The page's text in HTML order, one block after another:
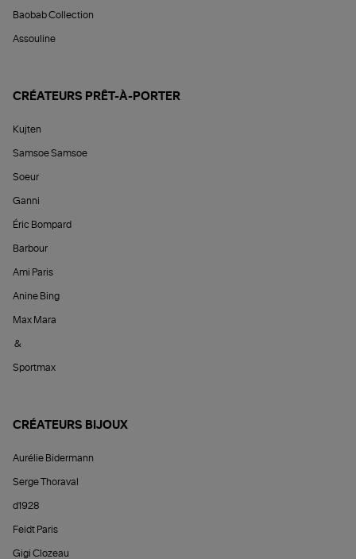
Baobab Collection
Assouline
CRÉATEURS PRÊT-À-PORTER
Kujten
Samsoe Samsoe
Soeur
Ganni
Éric Bompard
Barbour
Ami Paris
Anine Bing
Max Mara
&
Sportmax
CRÉATEURS BIJOUX
Aurélie Bidermann
Serge Thoraval
d1928
Feidt Paris
Gigi Clozeau